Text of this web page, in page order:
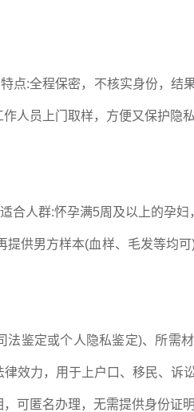
点:全程保密，不核实身份，结
人员上门取样，方便又保护隐私
合人群:怀孕满5周及以上的孕妇
提供男方样本(血样、毛发等均
法鉴定或个人隐私鉴定)、所需
效力，用于上户口、移民、诉
可匿名办理，无需提供身份证